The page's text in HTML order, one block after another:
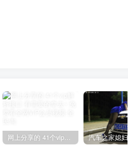
网上分享的 41个vip解析接口 有需要的拿去~ 免费看全网VIP会员视频